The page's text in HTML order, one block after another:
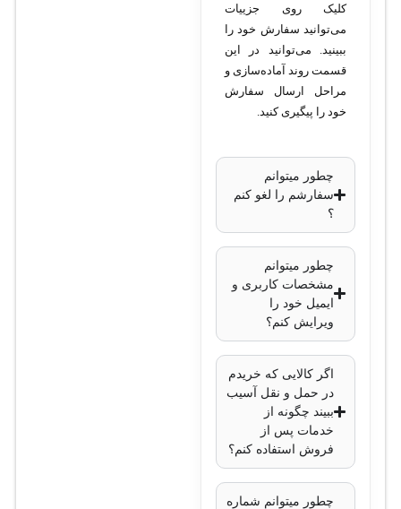
کلیک روی جزییات
می‌توانید سفارش خود را
ببینید. می‌توانید در این
قسمت روند آماده‌سازی و
مراحل ارسال سفارش
خود را پیگیری کنید.
چطور میتوانم
سفارشم را لغو کنم
؟
چطور میتوانم
مشخصات کاربری و
ایمیل خود را
ویرایش کنم؟
اگر کالایی که خریدم
در حمل و نقل آسیب
ببیند چگونه از
خدمات پس از
فروش استفاده کنم؟
چطور میتوانم شماره